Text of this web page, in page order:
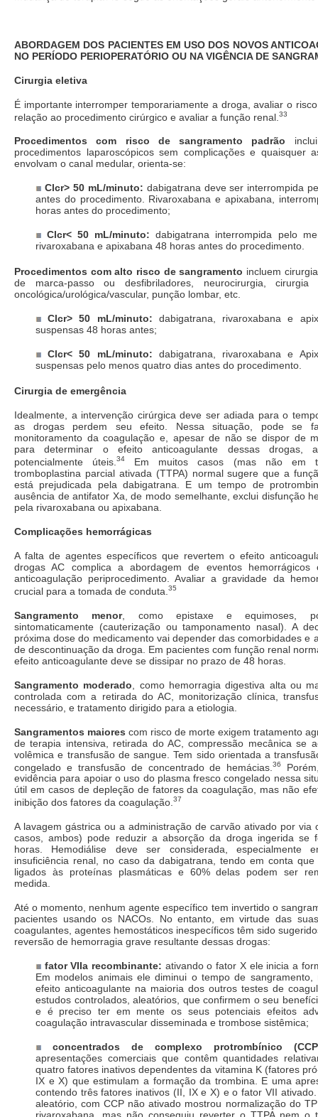
ABORDAGEM DOS PACIENTES EM USO DOS NOVOS
NO PERÍODO PERIOPERATÓRIO OU NA VIGÊNCIA DE
Cirurgia eletiva
É importante interromper temporariamente a droga, avaliar o
relação ao procedimento cirúrgico e avaliar a função renal. 33
Procedimentos com risco de sangramento padrão
procedimentos laparoscópicos sem complicações e quaisquer
envolvam o canal medular, orienta-se:
Clcr> 50 mL/minuto: dabigatrana deve ser interrompida
antes do procedimento. Rivaroxabana e apixabana,
horas antes do procedimento;
Clcr< 50 mL/minuto: dabigatrana interrompida pelo
rivaroxabana e apixabana 48 horas antes do procedimento.
Procedimentos com alto risco de sangramento incluem
de marca-passo ou desfibriladores, neurocirurgia,
oncológica/urológica/vascular, punção lombar, etc.
Clcr> 50 mL/minuto: dabigatrana, rivaroxabana e
suspensas 48 horas antes;
Clcr< 50 mL/minuto: dabigatrana, rivaroxabana e
suspensas pelo menos quatro dias antes do procedimento.
Cirurgia de emergência
Idealmente, a intervenção cirúrgica deve ser adiada para o
as drogas perdem seu efeito. Nessa situação, pode se
monitoramento da coagulação e, apesar de não se dispor de
para determinar o efeito anticoagulante dessas drogas,
potencialmente úteis.34
Em muitos casos (mas não em
tromboplastina parcial ativada (TTPA) normal sugere que a
está prejudicada pela dabigatrana. E um tempo de
ausência de antifator Xa, de modo semelhante, exclui disfunção
pela rivaroxabana ou apixabana.
Complicações hemorrágicas
A falta de agentes específicos que revertem o efeito
drogas AC complica a abordagem de eventos
anticoagulação periprocedimento. Avaliar a gravidade da
crucial para a tomada de conduta. 35
Sangramento menor, como epistaxe e equimoses,
sintomaticamente (cauterização ou tamponamento nasal). A
próxima dose do medicamento vai depender das comorbidades e
de descontinuação da droga. Em pacientes com função renal
efeito anticoagulante deve se dissipar no prazo de 48 horas.
Sangramento moderado , como hemorragia digestiva alta ou
controlada com a retirada do AC, monitorização clínica,
necessário, e tratamento dirigido para a etiologia.
Sangramentos maiores com risco de morte exigem tratamento
de terapia intensiva, retirada do AC, compressão mecânica se
volêmica e transfusão de sangue. Tem sido orientada a
congelado e transfusão de concentrado de hemácias.36
evidência para apoiar o uso do plasma fresco congelado nessa
útil em casos de depleção de fatores da coagulação, mas não
inibição dos fatores da coagulação. 37
A lavagem gástrica ou a administração de carvão ativado por via
casos, ambos) pode reduzir a absorção da droga ingerida se
horas. Hemodiálise deve ser considerada, especialmente
insuficiência renal, no caso da dabigatrana, tendo em conta
ligados às proteínas plasmáticas e 60% delas podem ser
medida.
Até o momento, nenhum agente específico tem invertido o
pacientes usando os NACOs. No entanto, em virtude das
coagulantes, agentes hemostáticos inespecíficos têm sido
reversão de hemorragia grave resultante dessas drogas:
fator VIIa recombinante: ativando o fator X ele inicia a
Em modelos animais ele diminui o tempo de
efeito anticoagulante na maioria dos outros testes de
estudos controlados, aleatórios, que confirmem o seu
e é preciso ter em mente os seus potenciais efeitos
coagulação intravascular disseminada e trombose sistêmica;
concentrados de complexo protrombínico
apresentações comerciais que contêm quantidades
quatro fatores inativos dependentes da vitamina K (fatores
IX e X) que estimulam a formação da trombina. E uma
contendo três fatores inativos (II, IX e X) e o fator VII
aleatório, com CCP não ativado mostrou normalização do